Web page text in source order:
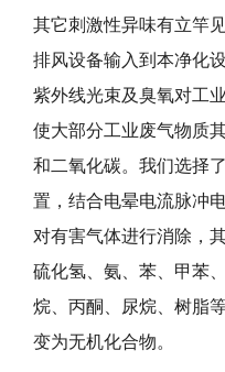
其它刺激性异味有立竿
排风设备输入到本净化
紫外线光束及臭氧对工
使大部分工业废气物质
和二氧化碳。我们选择
置，结合电晕电流脉冲
对有害气体进行消除，
硫化氢、氨、苯、甲苯
烷、丙酮、尿烷、树脂
变为无机化合物。